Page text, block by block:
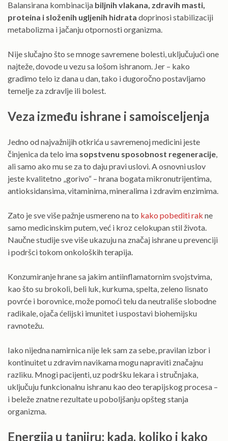
Balansirana kombinacija biljnih vlakana, zdravih masti,
proteina i složenih ugljenih hidrata doprinosi stabilizaciji
metabolizma i jačanju otpornosti organizma.
Nije slučajno što se mnoge savremene bolesti, uključujući one
najteže, dovode u vezu sa lošom ishranom. Jer – kako
gradimo telo iz dana u dan, tako i dugoročno postavljamo
temelje za zdravlje ili bolest.
Veza između ishrane i samoisceljenja
Jedno od najvažnijih otkrića u savremenoj medicini jeste
činjenica da telo ima sopstvenu sposobnost regeneracije
ali samo ako mu se za to daju pravi uslovi. A osnovni uslov
jeste kvalitetno „gorivo“ – hrana bogata mikronutrijentima,
antioksidansima, vitaminima, mineralima i zdravim enzimima.
Zato je sve više pažnje usmereno na to kako pobediti rak ne
samo medicinskim putem, već i kroz celokupan stil života.
Naučne studije sve više ukazuju na značaj ishrane u prevenciji
i podršci tokom onkoloških terapija.
Konzumiranje hrane sa jakim antiinflamatornim svojstvima,
kao što su brokoli, beli luk, kurkuma, spelta, zeleno lisnato
povrće i borovnice, može pomoći telu da neutrališe slobodne
radikale, ojača ćelijski imunitet i uspostavi biohemijsku
ravnotežu.
Iako nijedna namirnica nije lek sam za sebe, pravilan izbor i
kontinuitet u zdravim navikama mogu napraviti značajnu
razliku. Mnogi pacijenti, uz podršku lekara i stručnjaka,
uključuju funkcionalnu ishranu kao deo terapijskog procesa –
i beleže znatne rezultate u poboljšanju opšteg stanja
organizma.
Energija u tanjiru: kada, koliko i kako